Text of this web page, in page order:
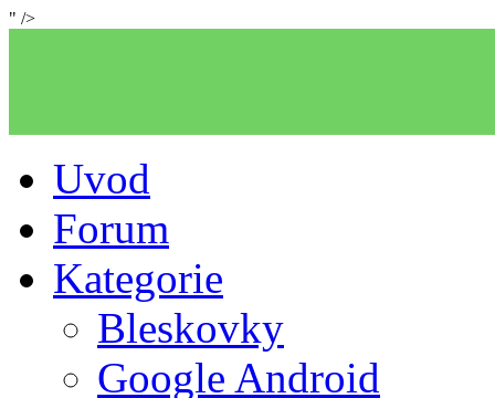
" />
Uvod
Forum
Kategorie
Bleskovky
Google Android